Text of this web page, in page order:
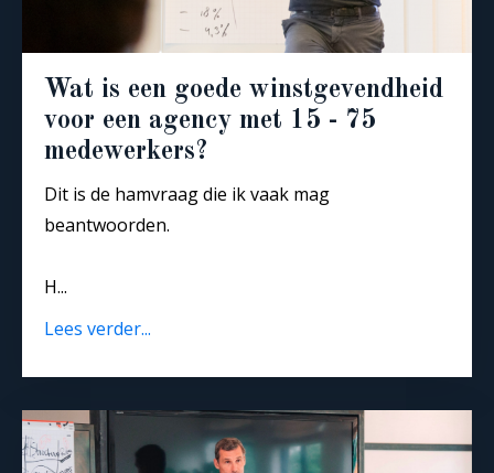
Wat is een goede winstgevendheid
voor een agency met 15 - 75
medewerkers?
Dit is de hamvraag die ik vaak mag
beantwoorden.
H...
Lees verder...